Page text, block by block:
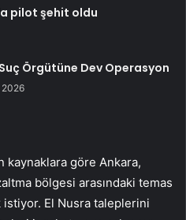
pilot şehit oldu
Örgütüne Dev Operasyon
2026
kaynaklara göre Ankara,
bölgesi arasındaki temas
istiyor. El Nusra taleplerini